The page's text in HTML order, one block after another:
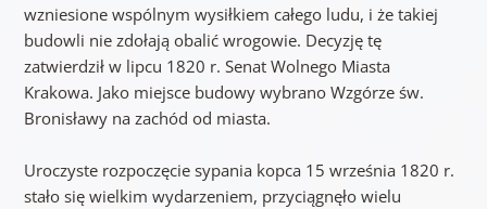
wzniesione wspólnym wysiłkiem całego ludu, i że takiej
budowli nie zdołają obalić wrogowie. Decyzję tę
zatwierdził w lipcu 1820 r. Senat Wolnego Miasta
Krakowa. Jako miejsce budowy wybrano Wzgórze św.
Bronisławy na zachód od miasta.
Uroczyste rozpoczęcie sypania kopca 15 września 1820 r.
stało się wielkim wydarzeniem, przyciągnęło wielu